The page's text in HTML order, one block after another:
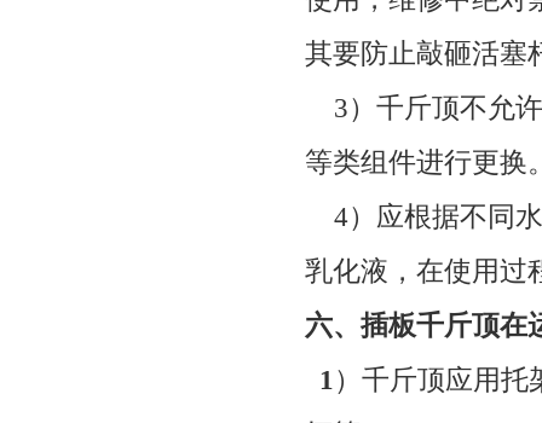
其要防止敲砸活塞
3）千斤顶不允
等类组件进行更换
4）应根据不同
乳化液，在使用过
六、插板千斤顶在
1） 千斤顶应用托